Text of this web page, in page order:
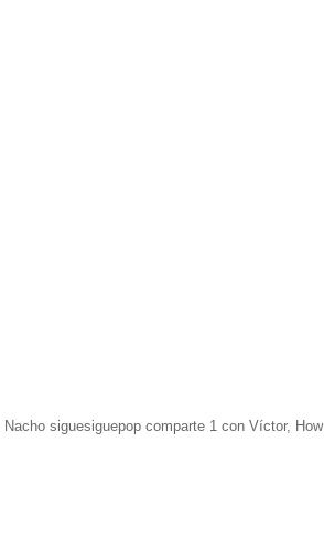
siguesiguepop comparte 1 con Víctor, How